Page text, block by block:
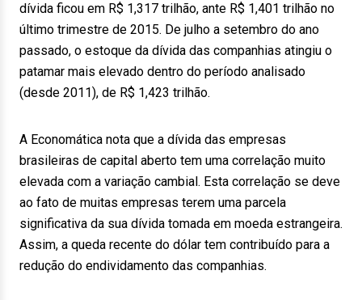
dívida ficou em R$ 1,317 trilhão, ante R$ 1,401 trilhão no
último trimestre de 2015. De julho a setembro do ano
passado, o estoque da dívida das companhias atingiu o
patamar mais elevado dentro do período analisado
(desde 2011), de R$ 1,423 trilhão.
A Economática nota que a dívida das empresas
brasileiras de capital aberto tem uma correlação muito
elevada com a variação cambial. Esta correlação se deve
ao fato de muitas empresas terem uma parcela
significativa da sua dívida tomada em moeda estrangeira.
Assim, a queda recente do dólar tem contribuído para a
redução do endividamento das companhias.